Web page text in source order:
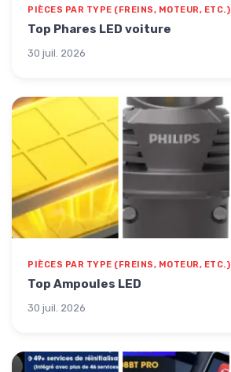
PIÈCES PAR TYPE (FREINS, MOTEUR, ETC.)
Top Phares LED voiture
30 juil. 2026
PIÈCES PAR TYPE (FREINS, MOTEUR, ETC.)
Top Ampoules LED
30 juil. 2026